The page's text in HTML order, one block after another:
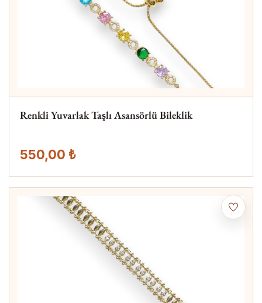
Renkli Yuvarlak Taşlı Asansörlü Bileklik
550,00 ₺